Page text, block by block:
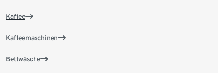
Kaffee
Kaffeemaschinen
Bettwäsche